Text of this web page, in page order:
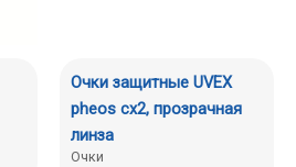
Очки защитные UVEX
pheos сх2, прозрачная
линза
Очки